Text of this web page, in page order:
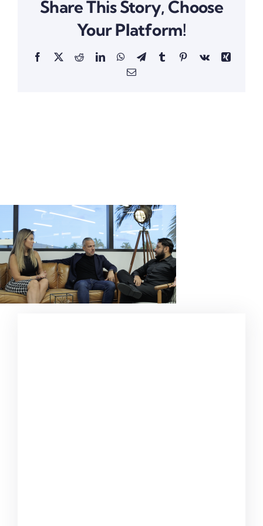
Share This Story, Choose
Your Platform!
Facebook
X RedditLinkedInWhatsApp
TelegramTumblrPinterestVk
Xing
Email